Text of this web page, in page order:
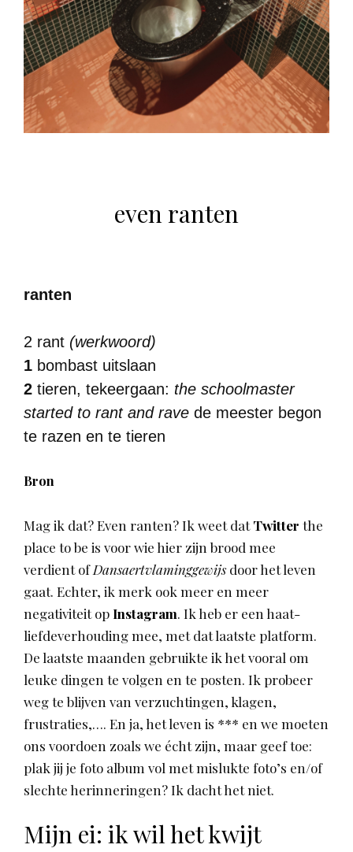
even ranten
ranten
2 rant (werkwoord)
1 bombast uitslaan
2 tieren, tekeergaan: the schoolmaster
started to rant and rave de meester begon
te razen en te tieren
Bron
Mag ik dat? Even ranten? Ik weet datTwitter the
place to be is voor wie hier zijn brood mee
verdient ofDansaertvlaminggewijsdoor het leven
gaat. Echter, ik merk ook meer en meer
negativiteit op Instagram. Ik heb er een haat-
liefdeverhouding mee, met dat laatste platform.
De laatste maanden gebruikte ik het vooral om
leuke dingen te volgen en te posten. Ik probeer
weg te blijven van verzuchtingen, klagen,
frustraties,…. En ja, het leven is *** en we moeten
ons voordoen zoals we écht zijn, maar geef toe:
plak jij je foto album vol met mislukte foto’s en/of
slechte herinneringen? Ik dacht het niet.
Mijn ei: ik wil het kwijt